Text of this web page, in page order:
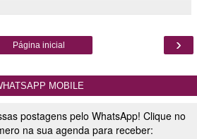
›
Página inicial
MOBILE
postagens pelo WhatsApp! Clique no
na sua agenda para receber: